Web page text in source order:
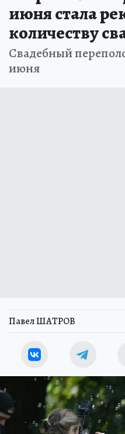
июня стала
количеству
Свадебный
июня
Павел ШАТРОВ